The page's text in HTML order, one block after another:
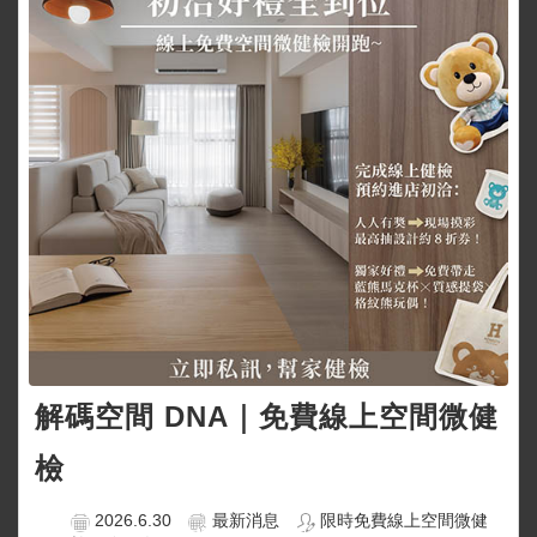
解碼空間 DNA｜免費線上空間微健
檢
2026.6.30 最新消息
限時免費線上空間微健